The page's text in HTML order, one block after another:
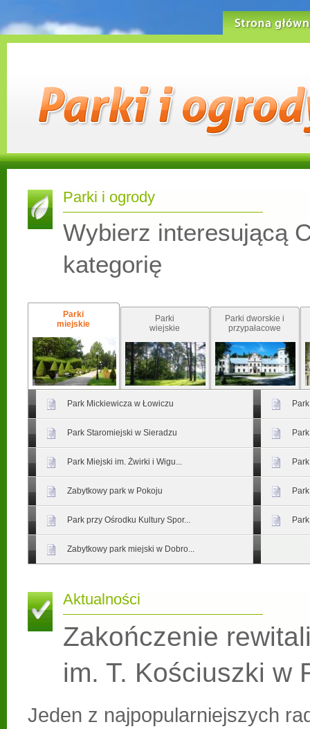
Parki i ogrody
Wybierz interesującą
kategorię
Parki
miejskie
Parki
wiejskie
Parki dworskie i
przypałacowe
Park Mickiewicza w Łowiczu
Park Staromiejski w Sieradzu
Park Miejski im. Żwirki i Wigu...
Zabytkowy park w Pokoju
Park przy Ośrodku Kultury Spor...
Zabytkowy park miejski w Dobro...
Aktualności
Zakończenie
im. T. Kościuszki w
Jeden z najpopularniejszych
Strona główna